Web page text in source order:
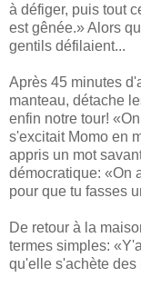
à défiger, puis tout
est gênée.» Alors
gentils défilaient...
Après 45 minutes
manteau, détache
enfin notre tour!
s'excitait Momo en
appris un mot
démocratique: «On
pour que tu fasses
De retour à la
termes simples:
qu'elle s'achète des